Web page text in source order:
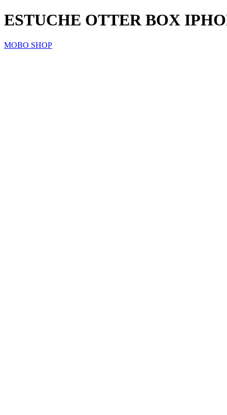
ESTUCHE OTTER BOX
MOBO SHOP